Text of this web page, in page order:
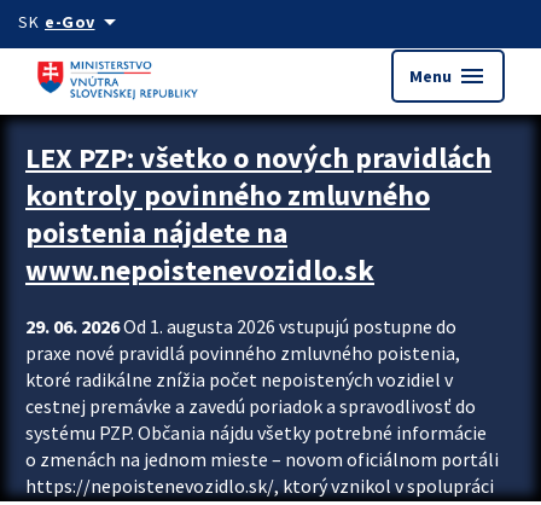
Preskocit na hlavný obsah
SK e-Govarrow_drop_down
Menu menu
Zastavit automatický posun upútavok
LEX PZP: všetko o nových pravidlách
kontroly povinného zmluvného
poistenia nájdete na
www.nepoistenevozidlo.sk
29. 06. 2026Od 1. augusta 2026 vstupujú postupne do
praxe nové pravidlá povinného zmluvného poistenia,
ktoré radikálne znížia počet nepoistených vozidiel v
cestnej premávke a zavedú poriadok a spravodlivosť do
systému PZP. Občania nájdu všetky potrebné informácie
o zmenách na jednom mieste – novom oficiálnom portáli
https://nepoistenevozidlo.sk/, ktorý vznikol v spolupráci